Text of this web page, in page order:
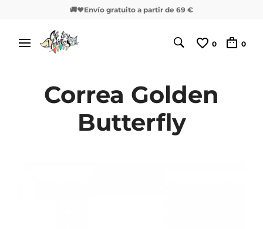
🚚❤️Envío gratuito a partir de 69 €
0 0
Correa Golden
Butterfly